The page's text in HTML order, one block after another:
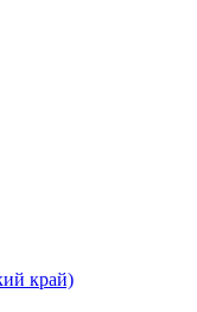
край)